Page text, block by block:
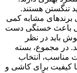
تنگستن هستند.
برندهای مشابه کمی
باعث خستگی دست
الماسه بوش باید در نظر
در مجموع، بسته
مناسب، انتخاب
کیفیت برای کاشی و